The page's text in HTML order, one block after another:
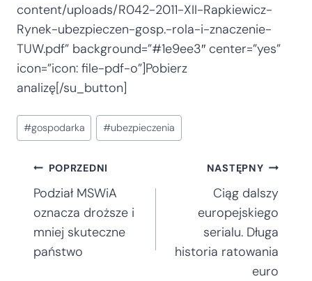
content/uploads/R042-2011-XII-Rapkiewicz-
Rynek-ubezpieczen-gosp.-rola-i-znaczenie-
TUW.pdf” background=”#1e9ee3″ center=”yes”
icon=”icon: file-pdf-o”]Pobierz
analizę[/su_button]
Tagi
wpisu:
#gospodarka #ubezpieczenia
Nawigacja
wpisu
POPRZEDNI
Podział MSWiA
oznacza droższe i
mniej skuteczne
państwo
NASTĘPNY
Ciąg dalszy
europejskiego
serialu. Długa
historia ratowania
euro